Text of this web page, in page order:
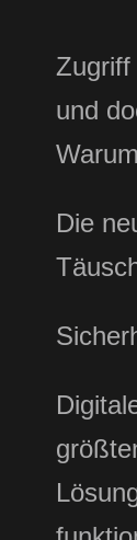
Zugriff
und
Die